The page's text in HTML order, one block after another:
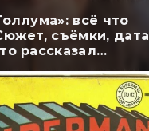
всё что
съёмки, дата
рассказал